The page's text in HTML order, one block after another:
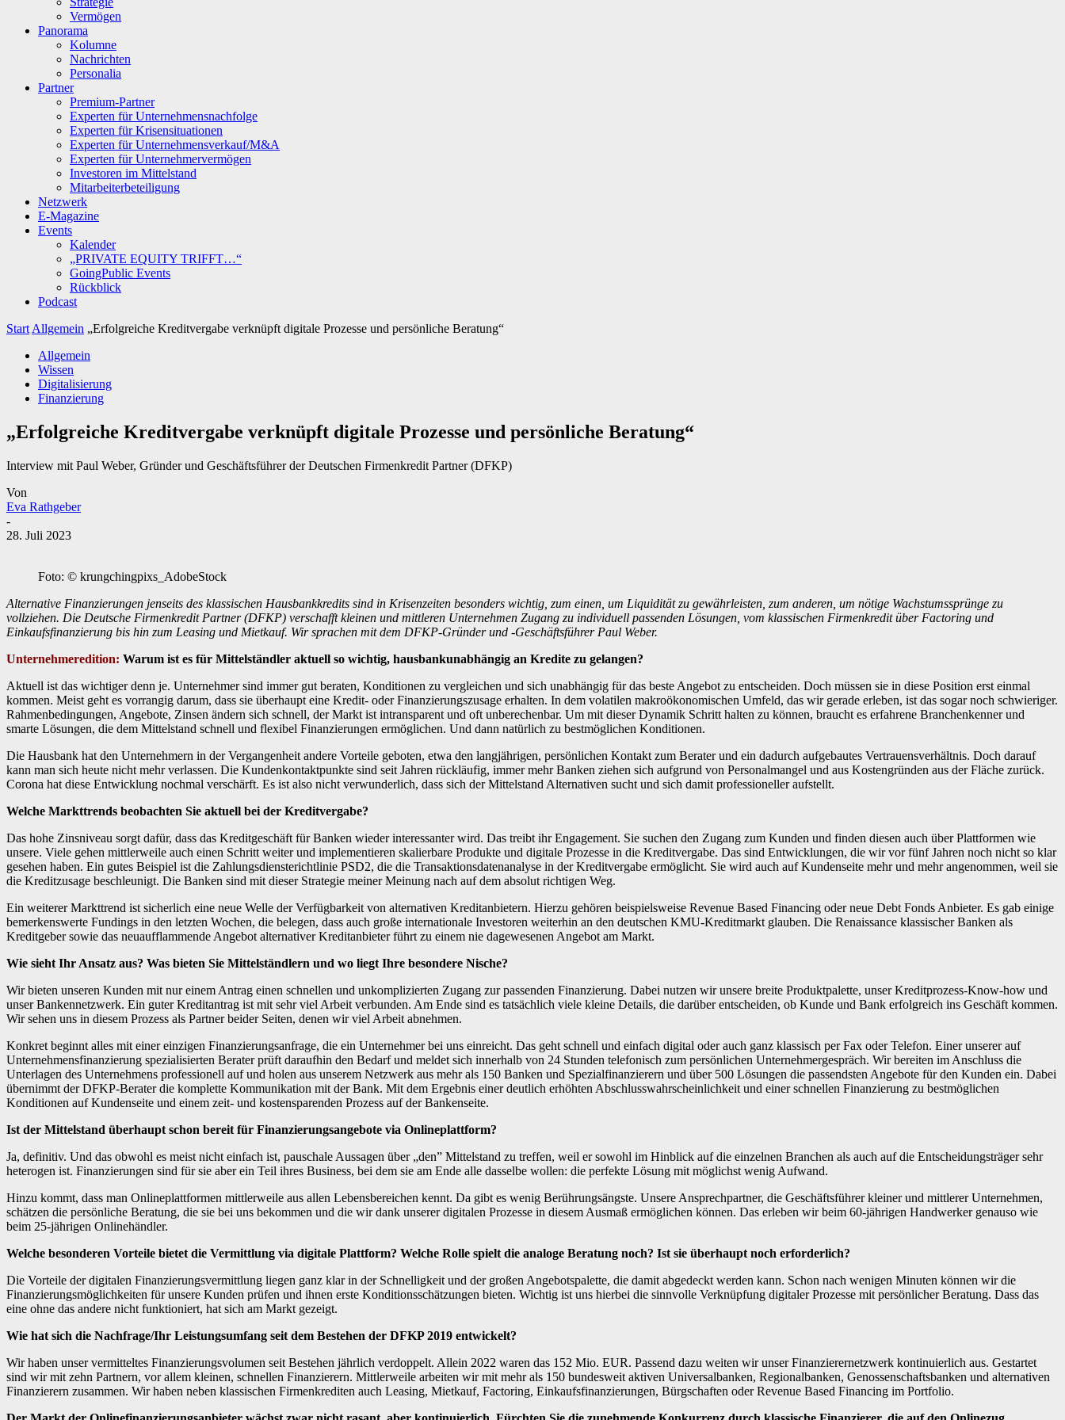
Vermögen
Panorama
Kolumne
Nachrichten
Personalia
Partner
Premium-Partner
Experten für Unternehmensnachfolge
Experten für Krisensituationen
Experten für Unternehmensverkauf/M&A
Experten für Unternehmervermögen
Investoren im Mittelstand
Mitarbeiterbeteiligung
Netzwerk
E-Magazine
Events
Kalender
„PRIVATE EQUITY TRIFFT…“
GoingPublic Events
Rückblick
Podcast
Start Allgemein „Erfolgreiche Kreditvergabe verknüpft digitale Prozesse und persönliche Beratung“
Allgemein
Wissen
Digitalisierung
Finanzierung
„Erfolgreiche Kreditvergabe verknüpft digitale Prozesse und persönliche Beratung“
Interview mit Paul Weber, Gründer und Geschäftsführer der Deutschen Firmenkredit Partner (DFKP)
Von
Eva Rathgeber
-
28. Juli 2023
Foto: © krungchingpixs_AdobeStock
Alternative Finanzierungen jenseits des klassischen Hausbankkredits sind in Krisenzeiten besonders wichtig, zum einen, um Liquidität zu gewährleisten, zum anderen, um nötige Wachstumssprünge zu
vollziehen. Die Deutsche Firmenkredit Partner (DFKP) verschafft kleinen und mittleren Unternehmen Zugang zu individuell passenden Lösungen, vom klassischen Firmenkredit über Factoring und
Einkaufsfinanzierung bis hin zum Leasing und Mietkauf. Wir sprachen mit dem DFKP-Gründer und -Geschäftsführer Paul Weber.
Unternehmeredition: Warum ist es für Mittelständler aktuell so wichtig, hausbankunabhängig an Kredite zu gelangen?
Aktuell ist das wichtiger denn je. Unternehmer sind immer gut beraten, Konditionen zu vergleichen und sich unabhängig für das beste Angebot zu entscheiden. Doch müssen sie in diese Position erst einmal
kommen. Meist geht es vorrangig darum, dass sie überhaupt eine Kredit- oder Finanzierungszusage erhalten. In dem volatilen makroökonomischen Umfeld, das wir gerade erleben, ist das sogar noch schwieriger.
Rahmenbedingungen, Angebote, Zinsen ändern sich schnell, der Markt ist intransparent und oft unberechenbar. Um mit dieser Dynamik Schritt halten zu können, braucht es erfahrene Branchenkenner und
smarte Lösungen, die dem Mittelstand schnell und flexibel Finanzierungen ermöglichen. Und dann natürlich zu bestmöglichen Konditionen.
Die Hausbank hat den Unternehmern in der Vergangenheit andere Vorteile geboten, etwa den langjährigen, persönlichen Kontakt zum Berater und ein dadurch aufgebautes Vertrauensverhältnis. Doch darauf
kann man sich heute nicht mehr verlassen. Die Kundenkontaktpunkte sind seit Jahren rückläufig, immer mehr Banken ziehen sich aufgrund von Personalmangel und aus Kostengründen aus der Fläche zurück.
Corona hat diese Entwicklung nochmal verschärft. Es ist also nicht verwunderlich, dass sich der Mittelstand Alternativen sucht und sich damit professioneller aufstellt.
Welche Markttrends beobachten Sie aktuell bei der Kreditvergabe?
Das hohe Zinsniveau sorgt dafür, dass das Kreditgeschäft für Banken wieder interessanter wird. Das treibt ihr Engagement. Sie suchen den Zugang zum Kunden und finden diesen auch über Plattformen wie
unsere. Viele gehen mittlerweile auch einen Schritt weiter und implementieren skalierbare Produkte und digitale Prozesse in die Kreditvergabe. Das sind Entwicklungen, die wir vor fünf Jahren noch nicht so klar
gesehen haben. Ein gutes Beispiel ist die Zahlungsdiensterichtlinie PSD2, die die Transaktionsdatenanalyse in der Kreditvergabe ermöglicht. Sie wird auch auf Kundenseite mehr und mehr angenommen, weil sie
die Kreditzusage beschleunigt. Die Banken sind mit dieser Strategie meiner Meinung nach auf dem absolut richtigen Weg.
Ein weiterer Markttrend ist sicherlich eine neue Welle der Verfügbarkeit von alternativen Kreditanbietern. Hierzu gehören beispielsweise Revenue Based Financing oder neue Debt Fonds Anbieter. Es gab einige
bemerkenswerte Fundings in den letzten Wochen, die belegen, dass auch große internationale Investoren weiterhin an den deutschen KMU-Kreditmarkt glauben. Die Renaissance klassischer Banken als
Kreditgeber sowie das neuaufflammende Angebot alternativer Kreditanbieter führt zu einem nie dagewesenen Angebot am Markt.
Wie sieht Ihr Ansatz aus? Was bieten Sie Mittelständlern und wo liegt Ihre besondere Nische?
Wir bieten unseren Kunden mit nur einem Antrag einen schnellen und unkomplizierten Zugang zur passenden Finanzierung. Dabei nutzen wir unsere breite Produktpalette, unser Kreditprozess-Know-how und
unser Bankennetzwerk. Ein guter Kreditantrag ist mit sehr viel Arbeit verbunden. Am Ende sind es tatsächlich viele kleine Details, die darüber entscheiden, ob Kunde und Bank erfolgreich ins Geschäft kommen.
Wir sehen uns in diesem Prozess als Partner beider Seiten, denen wir viel Arbeit abnehmen.
Konkret beginnt alles mit einer einzigen Finanzierungsanfrage, die ein Unternehmer bei uns einreicht. Das geht schnell und einfach digital oder auch ganz klassisch per Fax oder Telefon. Einer unserer auf
Unternehmensfinanzierung spezialisierten Berater prüft daraufhin den Bedarf und meldet sich innerhalb von 24 Stunden telefonisch zum persönlichen Unternehmergespräch. Wir bereiten im Anschluss die
Unterlagen des Unternehmens professionell auf und holen aus unserem Netzwerk aus mehr als 150 Banken und Spezialfinanzierern und über 500 Lösungen die passendsten Angebote für den Kunden ein. Dabei
übernimmt der DFKP-Berater die komplette Kommunikation mit der Bank. Mit dem Ergebnis einer deutlich erhöhten Abschlusswahrscheinlichkeit und einer schnellen Finanzierung zu bestmöglichen
Konditionen auf Kundenseite und einem zeit- und kostensparenden Prozess auf der Bankenseite.
Ist der Mittelstand überhaupt schon bereit für Finanzierungsangebote via Onlineplattform?
Ja, definitiv. Und das obwohl es meist nicht einfach ist, pauschale Aussagen über „den” Mittelstand zu treffen, weil er sowohl im Hinblick auf die einzelnen Branchen als auch auf die Entscheidungsträger sehr
heterogen ist. Finanzierungen sind für sie aber ein Teil ihres Business, bei dem sie am Ende alle dasselbe wollen: die perfekte Lösung mit möglichst wenig Aufwand.
Hinzu kommt, dass man Onlineplattformen mittlerweile aus allen Lebensbereichen kennt. Da gibt es wenig Berührungsängste. Unsere Ansprechpartner, die Geschäftsführer kleiner und mittlerer Unternehmen,
schätzen die persönliche Beratung, die sie bei uns bekommen und die wir dank unserer digitalen Prozesse in diesem Ausmaß ermöglichen können. Das erleben wir beim 60-jährigen Handwerker genauso wie
beim 25-jährigen Onlinehändler.
Welche besonderen Vorteile bietet die Vermittlung via digitale Plattform? Welche Rolle spielt die analoge Beratung noch? Ist sie überhaupt noch erforderlich?
Die Vorteile der digitalen Finanzierungsvermittlung liegen ganz klar in der Schnelligkeit und der großen Angebotspalette, die damit abgedeckt werden kann. Schon nach wenigen Minuten können wir die
Finanzierungsmöglichkeiten für unsere Kunden prüfen und ihnen erste Konditionsschätzungen bieten. Wichtig ist uns hierbei die sinnvolle Verknüpfung digitaler Prozesse mit persönlicher Beratung. Dass das
eine ohne das andere nicht funktioniert, hat sich am Markt gezeigt.
Wie hat sich die Nachfrage/Ihr Leistungsumfang seit dem Bestehen der DFKP 2019 entwickelt?
Wir haben unser vermitteltes Finanzierungsvolumen seit Bestehen jährlich verdoppelt. Allein 2022 waren das 152 Mio. EUR. Passend dazu weiten wir unser Finanzierernetzwerk kontinuierlich aus. Gestartet
sind wir mit zehn Partnern, vor allem kleinen, schnellen Finanzierern. Mittlerweile arbeiten wir mit mehr als 150 bundesweit aktiven Universalbanken, Regionalbanken, Genossenschaftsbanken und alternativen
Finanzierern zusammen. Wir haben neben klassischen Firmenkrediten auch Leasing, Mietkauf, Factoring, Einkaufsfinanzierungen, Bürgschaften oder Revenue Based Financing im Portfolio.